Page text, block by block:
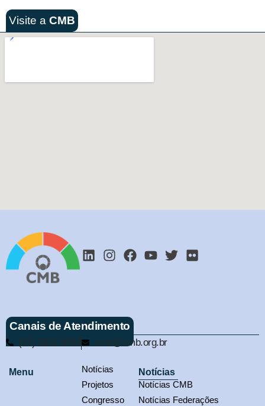
Visite a CMB
Canais de Atendimento
(61) 3321-9563 cmb@cmb.org.br
Menu
Notícias
Projetos
Congresso
Notícias
Notícias CMB
Notícias Federações